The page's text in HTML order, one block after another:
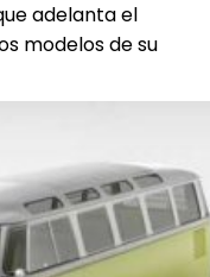
adelanta el
modelos de su